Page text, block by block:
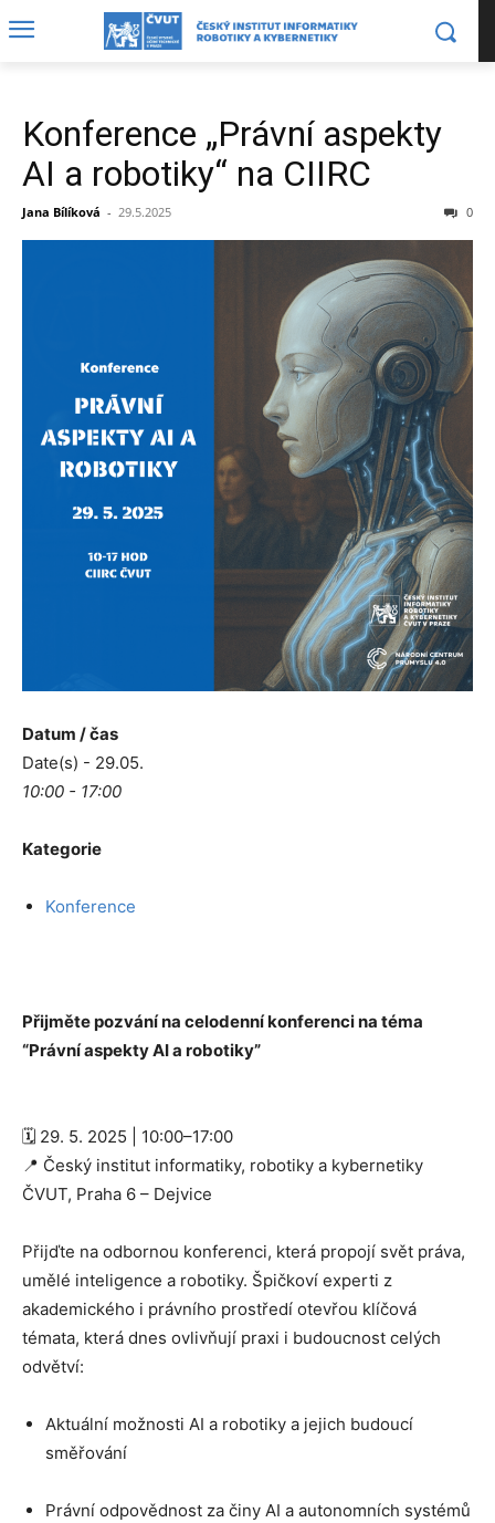
Konference „Právní aspekty
AI a robotiky“ na CIIRC
Jana Bílíková - 29.5.2025 0
Datum / čas
Date(s) - 29.05.
10:00 - 17:00
Kategorie
Konference
Přijměte pozvání na celodenní konferenci na téma
“Právní aspekty AI a robotiky”
🗓️ 29. 5. 2025 | 10:00–17:00
📍 Český institut informatiky, robotiky a kybernetiky
ČVUT, Praha 6 – Dejvice
Přijďte na odbornou konferenci, která propojí svět práva,
umělé inteligence a robotiky. Špičkoví experti z
akademického i právního prostředí otevřou klíčová
témata, která dnes ovlivňují praxi i budoucnost celých
odvětví:
Aktuální možnosti AI a robotiky a jejich budoucí
směřování
Právní odpovědnost za činy AI a autonomních systémů